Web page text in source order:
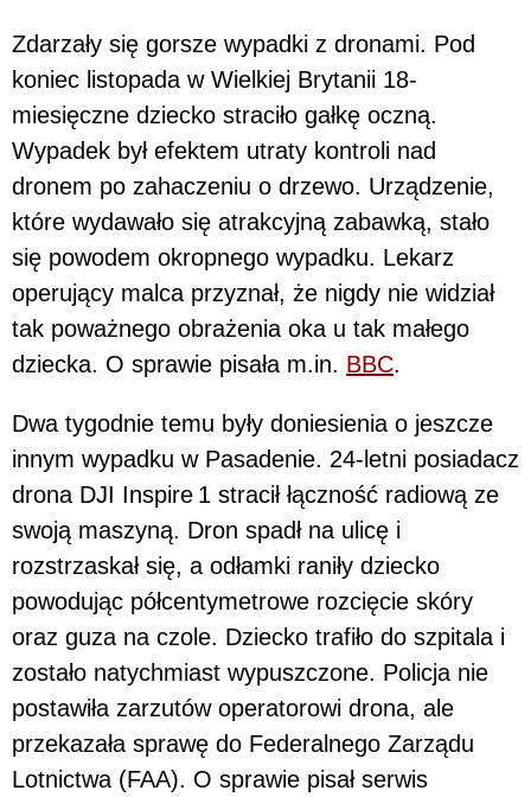
Zdarzały się gorsze wypadki z dronami. Pod
koniec listopada w Wielkiej Brytanii 18-
miesięczne dziecko straciło gałkę oczną.
Wypadek był efektem utraty kontroli nad
dronem po zahaczeniu o drzewo. Urządzenie,
które wydawało się atrakcyjną zabawką, stało
się powodem okropnego wypadku. Lekarz
operujący malca przyznał, że nigdy nie widział
tak poważnego obrażenia oka u tak małego
dziecka. O sprawie pisała m.in. BBC.
Dwa tygodnie temu były doniesienia o jeszcze
innym wypadku w Pasadenie. 24-letni posiadacz
drona DJI Inspire 1 stracił łączność radiową ze
swoją maszyną. Dron spadł na ulicę i
rozstrzaskał się, a odłamki raniły dziecko
powodując półcentymetrowe rozcięcie skóry
oraz guza na czole. Dziecko trafiło do szpitala i
zostało natychmiast wypuszczone. Policja nie
postawiła zarzutów operatorowi drona, ale
przekazała sprawę do Federalnego Zarządu
Lotnictwa (FAA). O sprawie pisał serwis